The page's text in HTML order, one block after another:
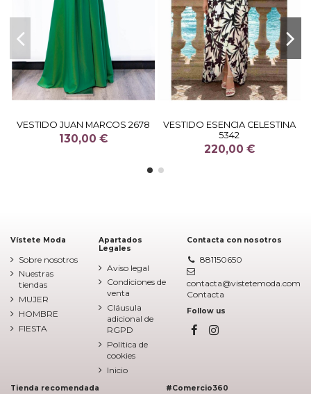
VESTIDO JUAN MARCOS 2678
130,00 €
VESTIDO ESENCIA CELESTINA
5342
220,00 €
Vístete Moda
Sobre nosotros
Nuestras
tiendas
MUJER
HOMBRE
FIESTA
Apartados
Legales
Aviso legal
Condiciones de
venta
Cláusula
adicional de
RGPD
Política de
cookies
Inicio
Contacta con nosotros
881150650
contacta@vistetemoda.com
Contacta
Follow us
Tienda recomendada #Comercio360